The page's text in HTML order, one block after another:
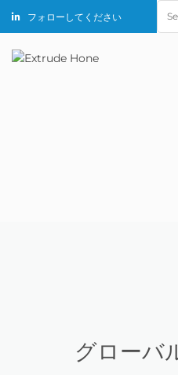
フォローしてください
for:
グローバ